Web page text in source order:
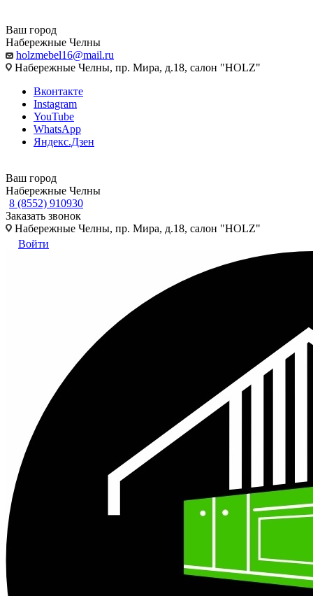
Ваш город
Набережные Челны
holzmebel16@mail.ru
Набережные Челны, пр. Мира, д.18, салон "HOLZ"
Вконтакте
Instagram
YouTube
WhatsApp
Яндекс.Дзен
Ваш город
Набережные Челны
8 (8552) 910930
Заказать звонок
Набережные Челны, пр. Мира, д.18, салон "HOLZ"
Войти